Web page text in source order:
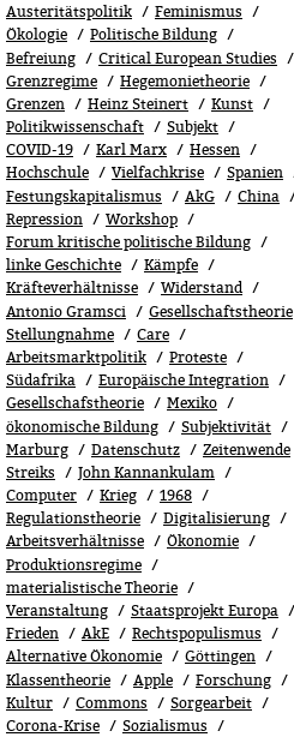
Austeritätspolitik
Feminismus
Ökolo­gie
Politische Bildung
Befreiung
Critical European Studies
Grenzregime
Hegemonietheorie
Grenzen
Heinz Steinert
Kunst
Politikwissenschaft
Subjekt
COVID-19
Karl Marx
Hessen
Hochschule
Vielfachkrise
Spanien
Festungskapitalismus
AkG
China
Repression
Workshop
Forum kritische politische Bildung
linke Geschichte
Kämpfe
Kräfteverhältnisse
Widerstand
Antonio Gramsci
Gesellschaftstheorie
Stellungnahme
Care
Arbeitsmarktpolitik
Proteste
Südafrika
Europäische Integration
Gesellschafstheorie
Mexiko
ökonomische Bildung
Subjektivität
Marburg
Datenschutz
Zeitenwende
Streiks
John Kannankulam
Computer
Krieg
1968
Regulationstheorie
Digitalisierung
Arbeitsverhältnisse
Ökonomie
Produktionsregime
materialistische Theorie
Veranstaltung
Staatsprojekt Europa
Frieden
AkE
Rechtspopulismus
Alternative Ökonomie
Göttingen
Klassentheorie
Apple
Forschung
Kultur
Commons
Sorgearbeit
Corona-Krise
Sozialismus